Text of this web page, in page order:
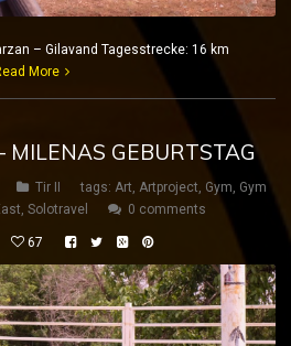
– Gilavand Tagesstrecke: 16 km
More
MILENAS GEBURTSTAG
Tir II tags: Art, Artproject, Gym, Gym
, Solotravel 0 comments
67